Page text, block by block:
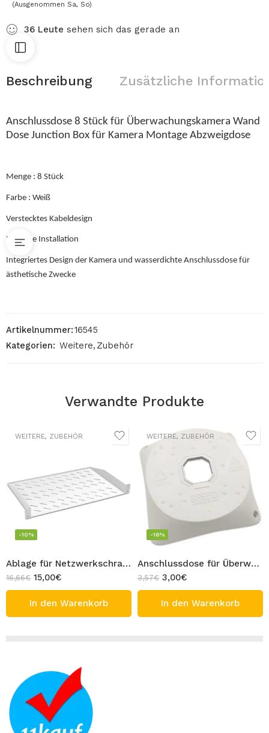
(Ausgenommen Sa, So)
36 Leute sehen sich das gerade an
Beschreibung Zusätzliche
Anschlussdose 8 Stück für Überwachungskamera Wand
Dose Junction Box für Kamera Montage Abzweigdose
Menge : 8 Stück
Farbe : Weiß
Verstecktes Kabeldesign
Einfache Installation
Integriertes Design der Kamera und wasserdichte Anschlussdose für
ästhetische Zwecke
Artikelnummer:16545
Kategorien: Weitere, Zubehör
Verwandte Produkte
WEITERE, ZUBEHÖR
Ablage für Netzwerkschrank 19 Zoll 1HE für Server Wandschrank 19″ Gehäuse Rack Cabinet SOHO
-10%
16,66€ 15,00€
In den Warenkorb
WEITERE, ZUBEHÖR
Anschlussdose für Überwachungskamera Wand Dose Universal Junction Box für Kamera Montage Abzweigdose
-16%
3,57€ 3,00€
In den Warenkorb